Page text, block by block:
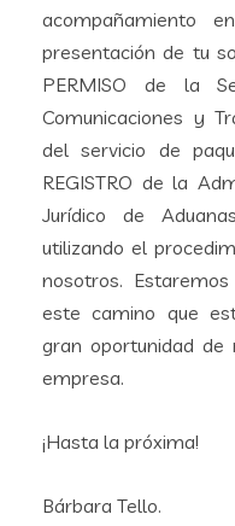
acompañamiento
presentación de tu
PERMISO de la
Comunicaciones y
del servicio de
REGISTRO de la
Jurídico de
utilizando el
nosotros.
este camino que
gran oportunidad
empresa.
¡Hasta la próxima!
Bárbara Tello.